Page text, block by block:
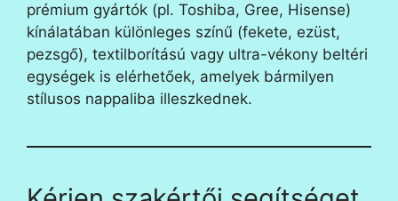
prémium gyártók (pl. Toshiba, Gree, Hisense)
kínálatában különleges színű (fekete, ezüst,
pezsgő), textilborítású vagy ultra-vékony beltéri
egységek is elérhetőek, amelyek bármilyen
stílusos nappaliba illeszkednek.